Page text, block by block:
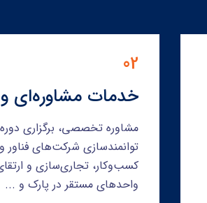
02
خدمات مشاوره‌ای
مشاوره تخصصی، برگزاری
توانمندسازی شرکت‌های فناور
کسب‌وکار، تجاری‌سازی و
واحدهای مستقر در پارک و ...